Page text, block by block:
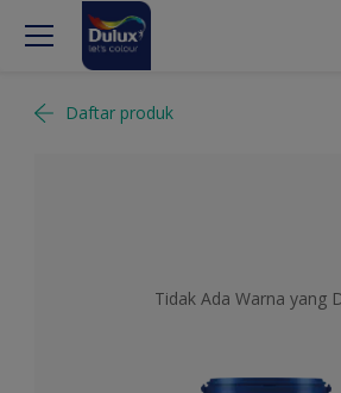
Daftar produk
Tidak Ada Warna yang